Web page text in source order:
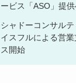
ービス「ASO」提
シャドーコンサルテ
イスフルによる営
ス開始